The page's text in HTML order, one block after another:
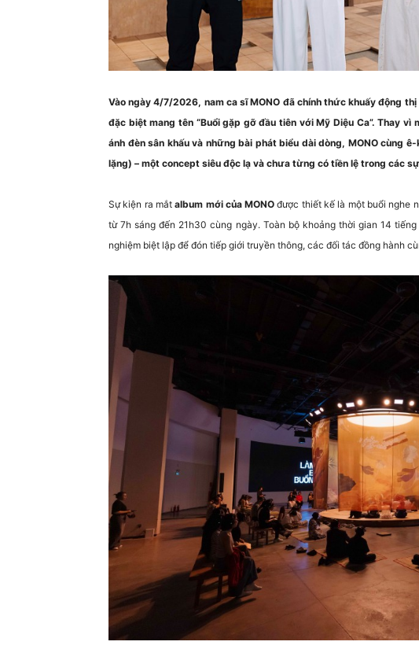
Vào ngày 4/7/2026, nam ca sĩ MONO đã chính thức khuấy động
đặc biệt mang tên “Buổi gặp gỡ đầu tiên với Mỹ Diệu Ca”. Thay
ánh đèn sân khấu và những bài phát biểu dài dòng, MONO cùng
lặng) – một concept siêu độc lạ và chưa từng có tiền lệ trong các
Sự kiện ra mắtalbum mới của MONO được thiết kế là một buổi nghe
từ 7h sáng đến 21h30 cùng ngày. Toàn bộ khoảng thời gian 14
nghiệm biệt lập để đón tiếp giới truyền thông, các đối tác đồng hành